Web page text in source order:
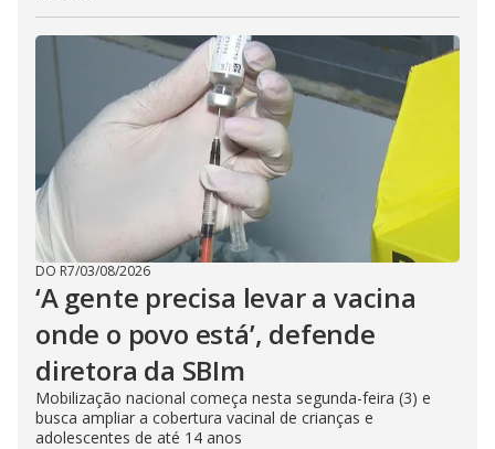
DO R7/03/08/2026
‘A gente precisa levar a vacina
onde o povo está’, defende
diretora da SBIm
Mobilização nacional começa nesta segunda-feira (3) e
busca ampliar a cobertura vacinal de crianças e
adolescentes de até 14 anos